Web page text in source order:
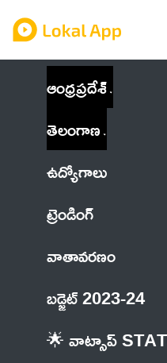
ఆంధ్రప్రదేశ్
తెలంగాణ
ఉద్యోగాలు
ట్రెండింగ్
వాతావరణం
బడ్జెట్ 2023-24
🌟 వాట్సాప్